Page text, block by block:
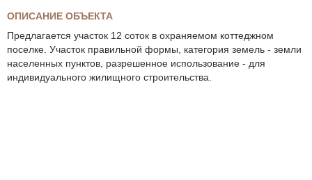
ОПИСАНИЕ ОБЪЕКТА
Предлагается участок 12 соток в охраняемом коттеджном
поселке. Участок правильной формы, категория земель - земли
населенных пунктов, разрешенное использование - для
индивидуального жилищного строительства.